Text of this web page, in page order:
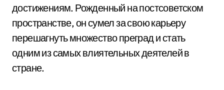
достижениям. Рожденный на постсоветском
пространстве, он сумел за свою карьеру
перешагнуть множество преград и стать
одним из самых влиятельных деятелей в
стране.